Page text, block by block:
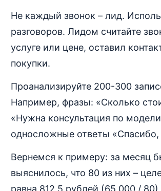
Не каждый звонок – лид.
разговоров. Лидом считайте
услуге или цене, оставил
покупки.
Проанализируйте 200-300
Например, фразы: «Сколько
«Нужна консультация по
односложные ответы
Вернемся к примеру: за месяц
выяснилось, что 80 из них –